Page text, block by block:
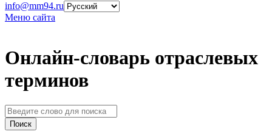
info@mm94.ru
Меню сайта
Онлайн-словарь отраслевых
терминов